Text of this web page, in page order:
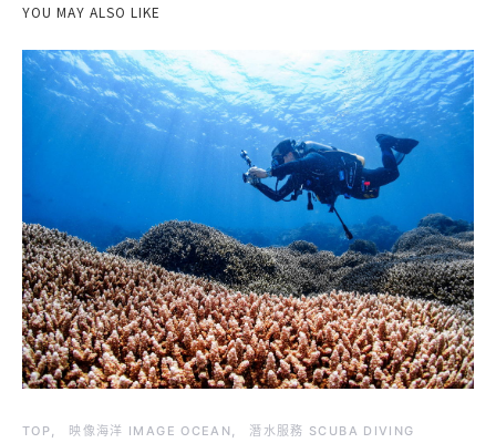
YOU MAY ALSO LIKE
TOP 映像海洋 IMAGE OCEAN 潛水服務 SCUBA DIVING